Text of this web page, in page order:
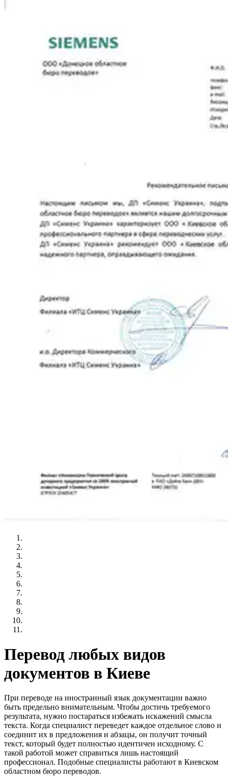
Перевод любых видов
документов в Киеве
При переводе на иностранный язык документации важно
быть предельно внимательным. Чтобы достичь требуемого
результата, нужно постараться избежать искажений смысла
текста. Когда специалист переведет каждое отдельное слово и
соединит их в предложения и абзацы, он получит точный
текст, который будет полностью идентичен исходному. С
такой работой может справиться лишь настоящий
профессионал. Подобные специалисты работают в Киевском
областном бюро переводов.